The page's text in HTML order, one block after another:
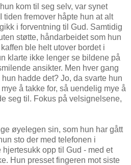
kom til seg selv, var synet
tiden fremover håpte hun at alt
i forventning til Gud. Samtidig
støtte, håndarbeidet som hun
ble helt utover bordet i
klarte ikke lenger se bildene på
ansikter. Men hver gang
hadde det? Jo, da svarte hun
å takke for, så uendelig mye å
seg til. Fokus på velsignelsene,
øyelegen sin, som hun har gått
sto der med telefonen i
opp til Gud - med et
Hun presset fingeren mot siste